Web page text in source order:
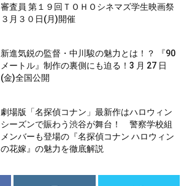
審査員 第１９回ＴＯＨＯシネマズ学生映画祭
３月３０日(月)開催
新進気鋭の監督・中川駿の魅力とは！？ 『90
メートル』制作の裏側にも迫る！3 月 27 日
(金)全国公開
劇場版「名探偵コナン」最新作はハロウィン
シーズンで賑わう渋谷が舞台！ 警察学校組
メンバーも登場の『名探偵コナン ハロウィン
の花嫁』の魅力を徹底解説